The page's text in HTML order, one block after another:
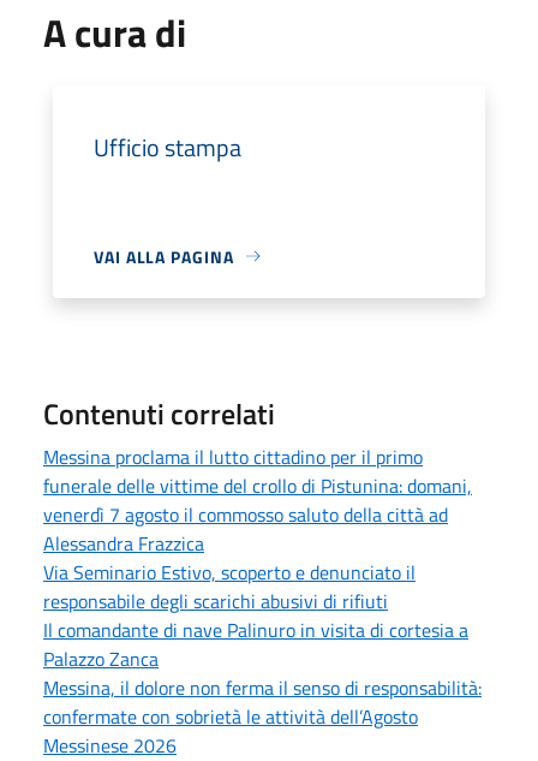
A cura di
Ufficio stampa
VAI ALLA PAGINA
Contenuti correlati
Messina proclama il lutto cittadino per il primo
funerale delle vittime del crollo di Pistunina: domani,
venerdì 7 agosto il commosso saluto della città ad
Alessandra Frazzica
Via Seminario Estivo, scoperto e denunciato il
responsabile degli scarichi abusivi di rifiuti
Il comandante di nave Palinuro in visita di cortesia a
Palazzo Zanca
Messina, il dolore non ferma il senso di responsabilità:
confermate con sobrietà le attività dell’Agosto
Messinese 2026